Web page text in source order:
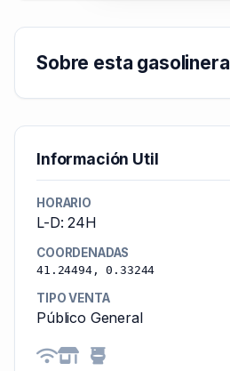
Sobre esta gasolinera
Información Util
HORARIO
L-D: 24H
COORDENADAS
41.24494, 0.33244
TIPO VENTA
Público General